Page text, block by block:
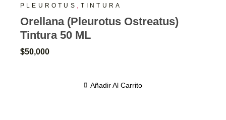
PLEUROTUS TINTURA
Orellana (Pleurotus Ostreatus)
Tintura 50 ML
$50,000
Añadir Al Carrito